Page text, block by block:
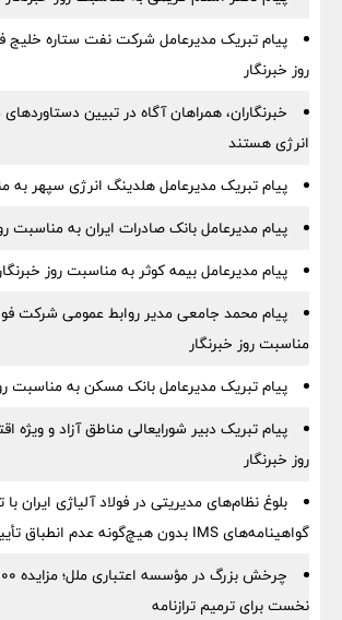
پیام تبریک مدیرعامل شرکت نفت ستاره
روز خبرنگار
خبرنگاران، همراهان آگاه در تبیین
انرژی هستند
پیام تبریک مدیرعامل هلدینگ انرژی سپهر به
پیام مدیرعامل بانک صادرات ایران به مناسبت
پیام مدیرعامل بیمه کوثر به مناسبت روز
پیام محمد جامعی مدیر روابط عمومی شرکت
مناسبت روز خبرنگار
پیام تبریک مدیرعامل بانک مسکن به مناسبت
پیام تبریک دبیر شورایعالی مناطق آزاد و ویژه
روز خبرنگار
بلوغ نظام‌های مدیریتی در فولاد آلیاژی ایران با
گواهینامه‌های IMS بدون هیچ‌گونه عدم انطباق تأیید شد
نخست برای ترمیم ترازنامه